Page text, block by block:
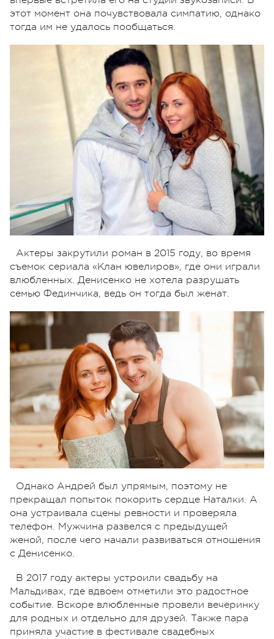
этот момент она почувствовала симпатию, однако
тогда им не удалось пообщаться.
Актеры закрутили роман в 2015 году, во время
съемок сериала «Клан ювелиров», где они играли
влюбленных. Денисенко не хотела разрушать
семью Фединчика, ведь он тогда был женат.
Однако Андрей был упрямым, поэтому не
прекращал попыток покорить сердце Наталки. А
она устраивала сцены ревности и проверяла
телефон. Мужчина развелся с предыдущей
женой, после чего начали развиваться отношения
с Денисенко.
В 2017 году актеры устроили свадьбу на
Мальдивах, где вдвоем отметили это радостное
событие. Вскоре влюбленные провели вечеринку
для родных и отдельно для друзей. Также пара
приняла участие в фестивале свадебных